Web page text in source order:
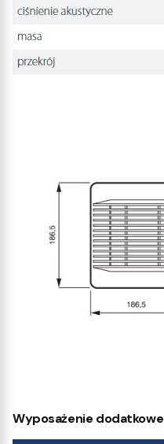
Wyposażenie dodatkowe